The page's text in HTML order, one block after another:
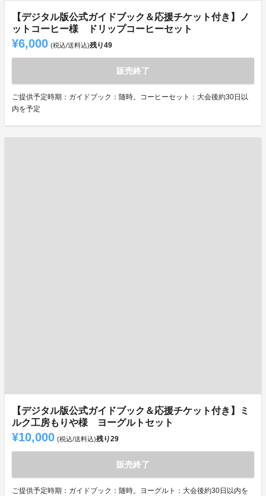
【デジタル版公式ガイドブック＆応援チケット付き】ノ
ットコーヒー様 ドリップコーヒーセット
¥6,000 (税込/送料込)残り49
販売終了
ご提供予定時期：ガイドブック：随時。コーヒーセット：大会後約30日以
内を予定
【デジタル版公式ガイドブック＆応援チケット付き】ミ
ルク工房もりや様 ヨーグルトセット
¥10,000 (税込/送料込)残り29
販売終了
ご提供予定時期：ガイドブック：随時。ヨーグルト：大会後約30日以内を